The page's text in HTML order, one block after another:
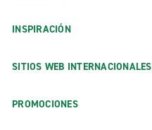
INSPIRACIÓN
SITIOS WEB INTERNACIONALES
PROMOCIONES